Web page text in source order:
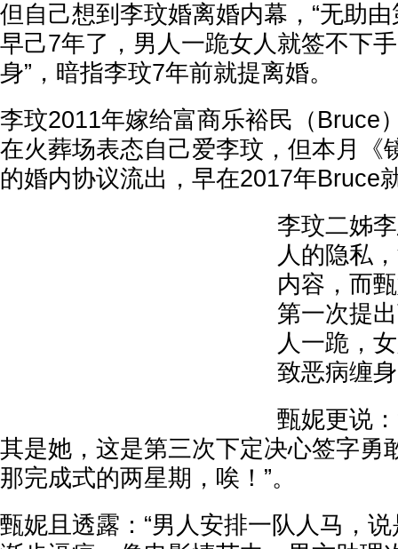
但自己想到李玟婚离婚内幕，“无助
早己7年了，男人一跪女人就签不下
身”，暗指李玟7年前就提离婚。
李玟2011年嫁给富商乐裕民（Bruce
在火葬场表态自己爱李玟，但本月《
的婚内协议流出，早在2017年Bruce
李玟二姊
人的隐私
内容，而
第一次提
人一跪，
致恶病缠
甄妮更说
其是她，这是第三次下定决心签字勇
那完成式的两星期，唉！”。
甄妮且透露：“男人安排一队人马，